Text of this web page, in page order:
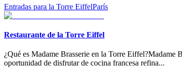
Entradas para la Torre EiffelParís
Restaurante de la Torre Eiffel
¿Qué es Madame Brasserie en la Torre Eiffel?Madame
oportunidad de disfrutar de cocina francesa refina...